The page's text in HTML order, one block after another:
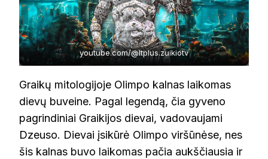
youtube.com/@ltplus.zuikiotv
Graikų mitologijoje Olimpo kalnas laikomas
dievų buveine. Pagal legendą, čia gyveno
pagrindiniai Graikijos dievai, vadovaujami
Dzeuso. Dievai įsikūrė Olimpo viršūnėse, nes
šis kalnas buvo laikomas pačia aukščiausia ir